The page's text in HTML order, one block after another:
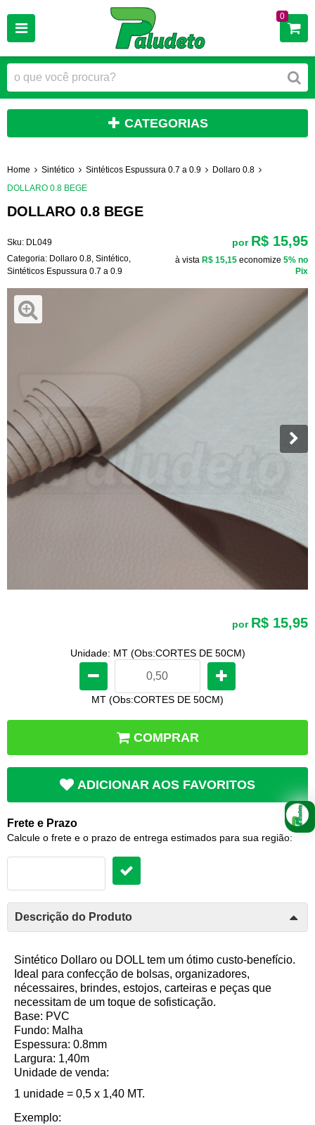
0
CATEGORIAS
Home Sintético Sintéticos Espussura 0.7 a 0.9
Dollaro 0.8
DOLLARO 0.8 BEGE
DOLLARO 0.8 BEGE
Sku: DL049
Categoria: Dollaro 0.8 Sintético
Sintéticos Espussura 0.7 a 0.9
por R$ 15,95
à vista R$ 15,15 economize 5% no
Pix
por R$ 15,95
Unidade: MT (Obs:CORTES DE 50CM)
MT (Obs:CORTES DE 50CM)
COMPRAR
ADICIONAR AOS FAVORITOS
Frete e Prazo
Calcule o frete e o prazo de entrega estimados para sua região:
Descrição do Produto
Sintético Dollaro ou DOLL tem um ótimo custo-benefício.
Ideal para confecção de bolsas, organizadores,
nécessaires, brindes, estojos, carteiras e peças que
necessitam de um toque de sofisticação.
Base: PVC
Fundo: Malha
Espessura: 0.8mm
Largura: 1,40m
Unidade de venda:
1 unidade = 0,5 x 1,40 MT.
Exemplo: